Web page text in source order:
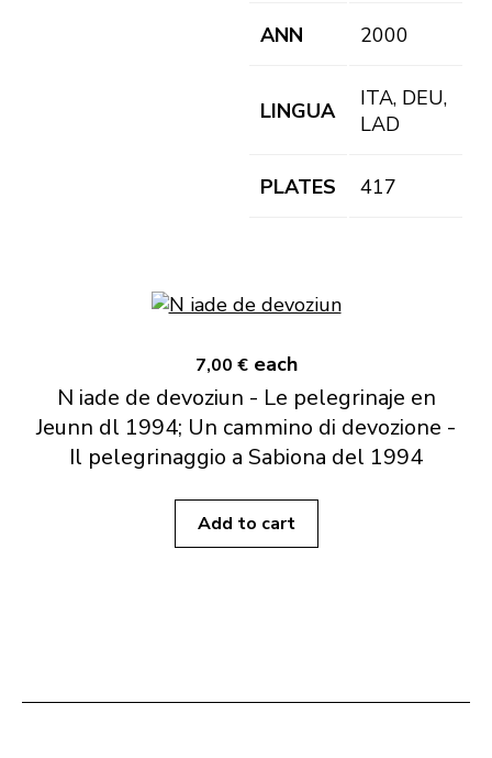
ANN 2000
LINGUA
ITA, DEU,
LAD
PLATES 417
7,00 € each
N iade de devoziun - Le pelegrinaje en
Jeunn dl 1994; Un cammino di devozione -
Il pelegrinaggio a Sabiona del 1994
Add to cart